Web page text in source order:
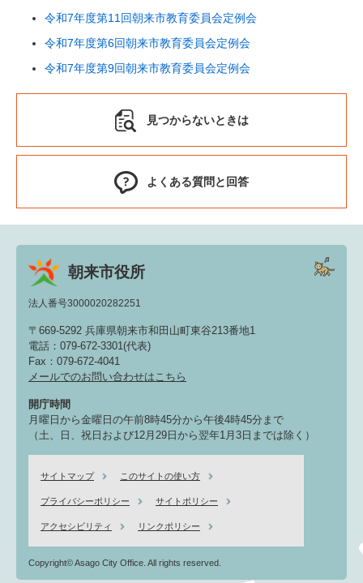
令和7年度第11回朝来市教育委員会定例会
令和7年度第6回朝来市教育委員会定例会
令和7年度第9回朝来市教育委員会定例会
見つからないときは
よくある質問と回答
朝来市役所
法人番号3000020282251
〒669-5292 兵庫県朝来市和田山町東谷213番地1
電話：079-672-3301(代表)
Fax：079-672-4041
メールでのお問い合わせはこちら
開庁時間
月曜日から金曜日の午前8時45分から午後4時45分まで
（土、日、祝日および12月29日から翌年1月3日までは除く）
サイトマップ このサイトの使い方
プライバシーポリシー サイトポリシー
アクセシビリティ リンクポリシー
Copyright© Asago City Office. All rights reserved.